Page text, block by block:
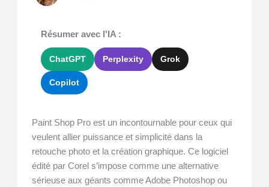
Résumer avec l'IA :
ChatGPT Perplexity Grok
Copilot
Paint Shop Pro est un incontournable pour ceux qui
veulent allier puissance et simplicité dans la
retouche photo et la création graphique. Ce logiciel
édité par Corel s’impose comme une alternative
sérieuse aux géants comme Adobe Photoshop ou